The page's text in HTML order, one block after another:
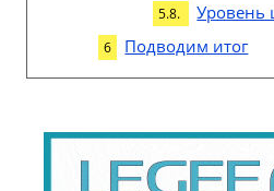
Уровень
Подводим итог